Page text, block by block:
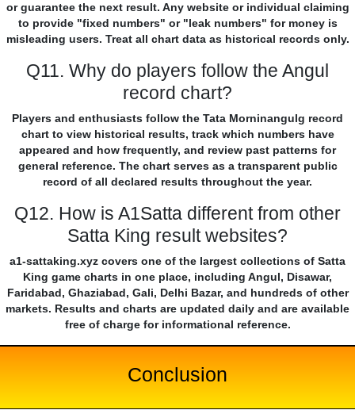
or guarantee the next result. Any website or individual claiming
to provide "fixed numbers" or "leak numbers" for money is
misleading users. Treat all chart data as historical records only.
Q11. Why do players follow the Angul
record chart?
Players and enthusiasts follow the Tata Morninangulg record
chart to view historical results, track which numbers have
appeared and how frequently, and review past patterns for
general reference. The chart serves as a transparent public
record of all declared results throughout the year.
Q12. How is A1Satta different from other
Satta King result websites?
a1-sattaking.xyz covers one of the largest collections of Satta
King game charts in one place, including Angul, Disawar,
Faridabad, Ghaziabad, Gali, Delhi Bazar, and hundreds of other
markets. Results and charts are updated daily and are available
free of charge for informational reference.
Conclusion